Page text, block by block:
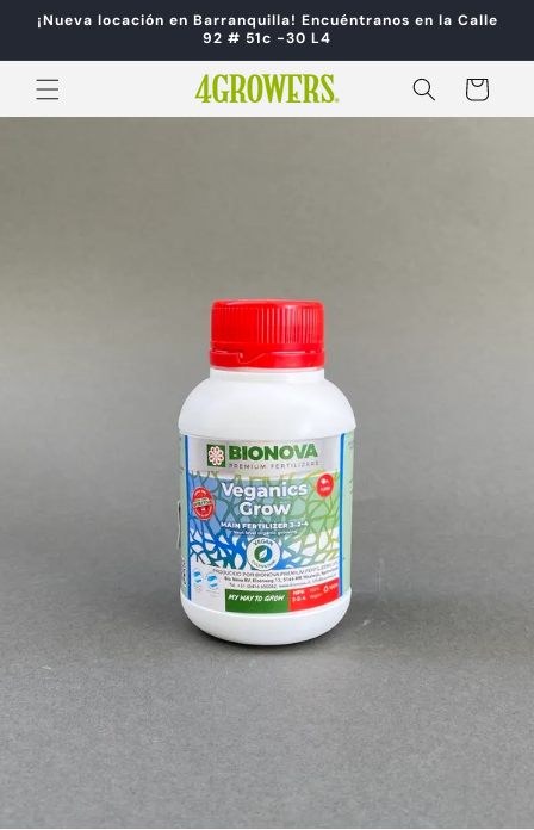
directamente
¡Nueva locación en Barranquilla! Encuéntranos en la Calle
92 # 51c -30 L4
Carrito